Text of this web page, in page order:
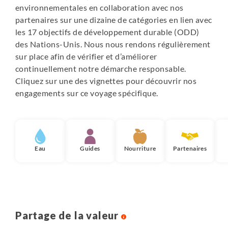
en toute tranquillité : ce n’est ni un surclassement, ni la
garantie d’avoir une chambre aussi spacieuse qu’une
chambre double. Il est possible que les hôtels réservent
leurs plus petites chambres aux occupations
individuelles.
Pour le départ de Noël, notre prix inclut les dîners de
réveillon obligatoires à Kampot et Koh Rong Sanloem, ce
qui explique la différence de prix avec les autres départs.
pouvant changer selon la disponibilité au moment de
votre réservation) :
environnementales en collaboration avec nos
partenaires sur une dizaine de catégories en lien avec
les 17 objectifs de développement durable (ODD)
des Nations-Unis. Nous nous rendons régulièrement
sur place afin de vérifier et d’améliorer
continuellement notre démarche responsable.
Cliquez sur une des vignettes pour découvrir nos
engagements sur ce voyage spécifique.
Eau Guides Nourriture Partenaires
Partage de la valeur